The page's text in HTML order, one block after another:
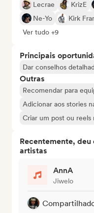
Lecrae KrizE
Ne-Yo
Kirk
Ver tudo +9
Principais
Dar conselhos
Outras
Recomendar para
Adicionar aos stories
Criar um post ou reels
Recentemente,
artistas
AnnA
Jiwelo